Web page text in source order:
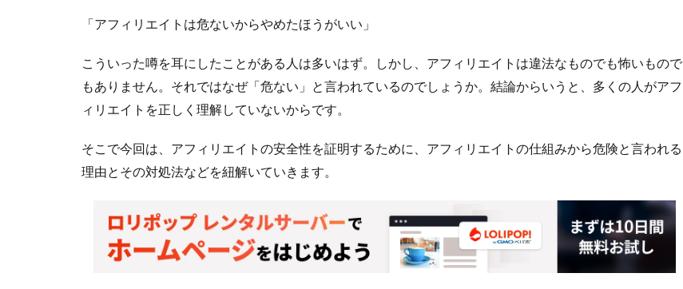
「アフィリエイトは危ないからやめたほうがいい」
こういった噂を耳にしたことがある人は多いはず。しかし、アフィリエイトは違法なものでも怖いもので
もありません。それではなぜ「危ない」と言われているのでしょうか。結論からいうと、多くの人がアフ
ィリエイトを正しく理解していないからです。
そこで今回は、アフィリエイトの安全性を証明するために、アフィリエイトの仕組みから危険と言われる
理由とその対処法などを紐解いていきます。